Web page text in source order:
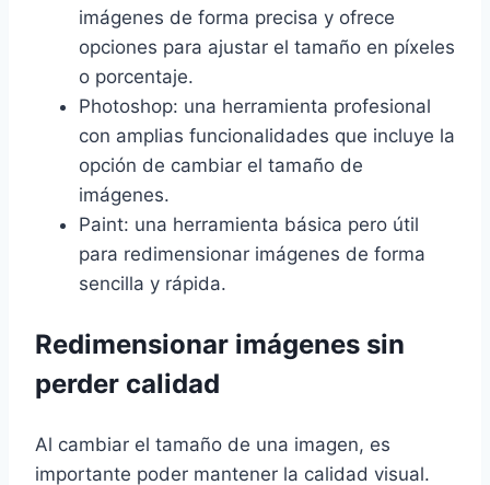
imágenes de forma precisa y ofrece
opciones para ajustar el tamaño en píxeles
o porcentaje.
Photoshop: una herramienta profesional
con amplias funcionalidades que incluye la
opción de cambiar el tamaño de
imágenes.
Paint: una herramienta básica pero útil
para redimensionar imágenes de forma
sencilla y rápida.
Redimensionar imágenes sin
perder calidad
Al cambiar el tamaño de una imagen, es
importante poder mantener la calidad visual.